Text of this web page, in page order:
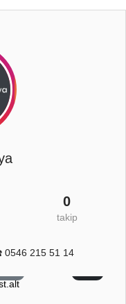
0
takip
0546 215 51 14